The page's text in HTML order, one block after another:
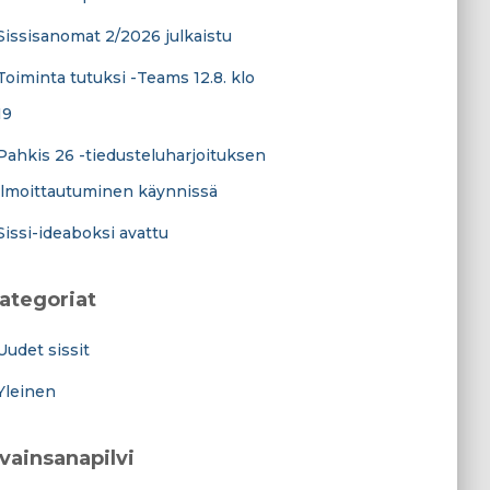
2/2026 julkaistu
tutuksi -Teams 12.8. klo
26 -tiedusteluharjoituksen
käynnissä
ideaboksi avattu
sissit